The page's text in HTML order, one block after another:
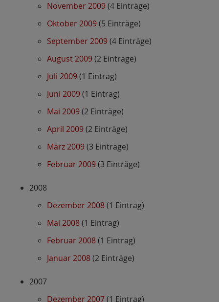
November 2009(4 Einträge)
Oktober 2009(5 Einträge)
September 2009(4 Einträge)
August 2009(2 Einträge)
Juli 2009(1 Eintrag)
Juni 2009(1 Eintrag)
Mai 2009(2 Einträge)
April 2009(2 Einträge)
März 2009(3 Einträge)
Februar 2009(3 Einträge)
2008
Dezember 2008(1 Eintrag)
Mai 2008(1 Eintrag)
Februar 2008(1 Eintrag)
Januar 2008(2 Einträge)
2007
Dezember 2007(1 Eintrag)